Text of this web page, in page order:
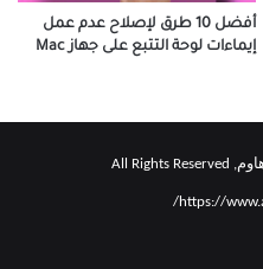
أفضل 10 طرق لإصلاح عدم عمل
إيماءات لوحة التتبع على جهاز Mac
https://